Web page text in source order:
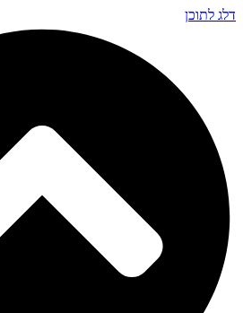
דלג לתוכן